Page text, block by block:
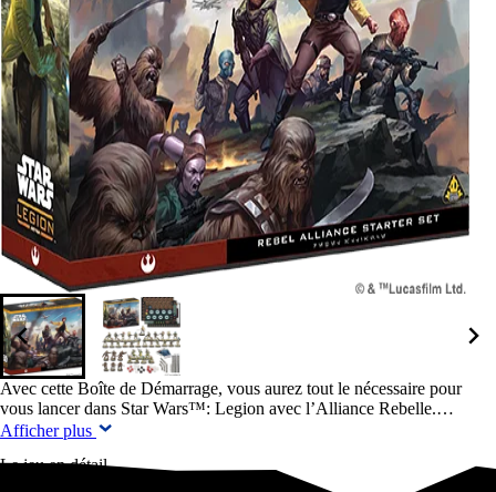
Avec cette Boîte de Démarrage, vous aurez tout le nécessaire pour
vous lancer dans Star Wars™: Legion avec l’Alliance Rebelle.…
Afficher plus
Le jeu en détail